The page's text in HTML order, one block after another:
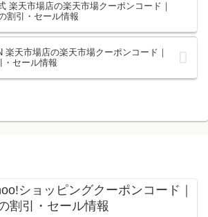
楽天市場店の楽天市場クーポンコード｜
割引・セール情報
楽天市場店の楽天市場クーポンコード｜
・セール情報
ショッピングクーポンコード｜
割引・セール情報